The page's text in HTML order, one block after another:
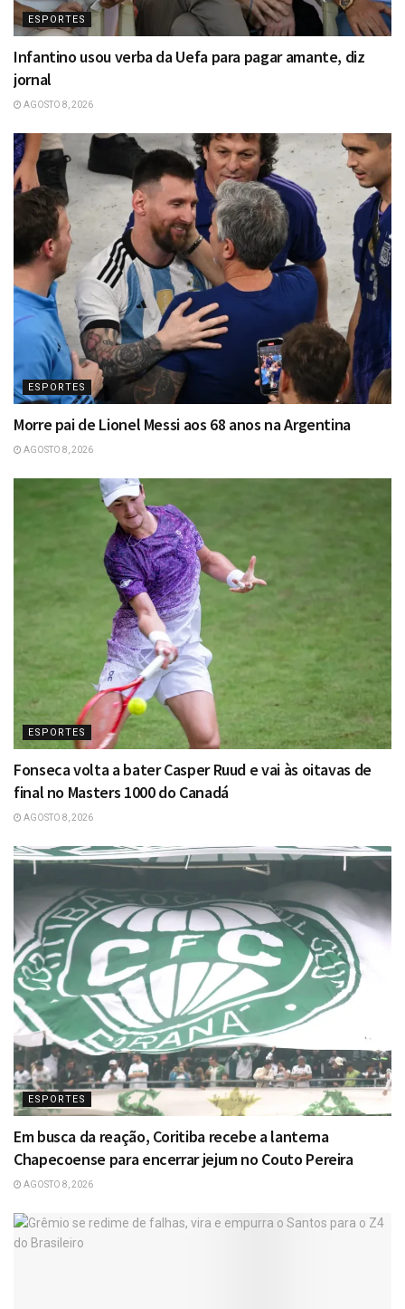
ESPORTES
Infantino usou verba da Uefa para pagar amante, diz
jornal
AGOSTO 8, 2026
ESPORTES
Morre pai de Lionel Messi aos 68 anos na Argentina
AGOSTO 8, 2026
ESPORTES
Fonseca volta a bater Casper Ruud e vai às oitavas de
final no Masters 1000 do Canadá
AGOSTO 8, 2026
ESPORTES
Em busca da reação, Coritiba recebe a lanterna
Chapecoense para encerrar jejum no Couto Pereira
AGOSTO 8, 2026